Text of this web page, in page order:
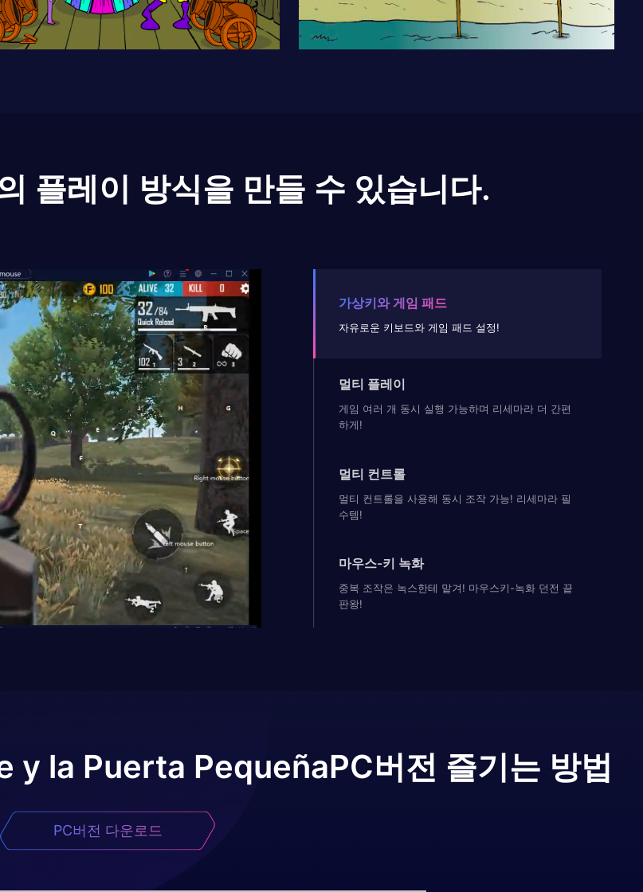
플레이 방식을 만들 수 있습니다.
가상키와 게임 패드
자유로운 키보드와 게임 패드 설정!
멀티 플레이
게임 여러 개 동시 실행 가능하며 리세마라 더 간편
하게!
멀티 컨트롤
멀티 컨트롤을 사용해 동시 조작 가능! 리세마라 필
수템!
마우스-키 녹화
중복 조작은 녹스한테 맡겨! 마우스키-녹화 던전 끝
판왕!
y la Puerta PequeñaPC버전 즐기는 방법
PC버전 다운로드